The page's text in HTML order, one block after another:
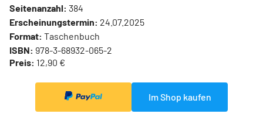
Seitenanzahl: 384
Erscheinungstermin: 24.07.2025
Format: Taschenbuch
ISBN: 978-3-68932-065-2
Preis: 12,90 €
Im Shop kaufen